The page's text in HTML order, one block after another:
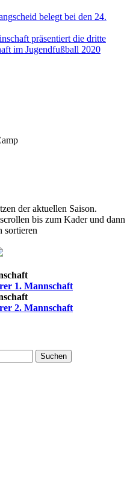
belegt bei den 24.
präsentiert die dritte
im Jugendfußball 2020
der aktuellen Saison.
bis zum Kader und dann
sortieren
1. Mannschaft
2. Mannschaft
Suchen